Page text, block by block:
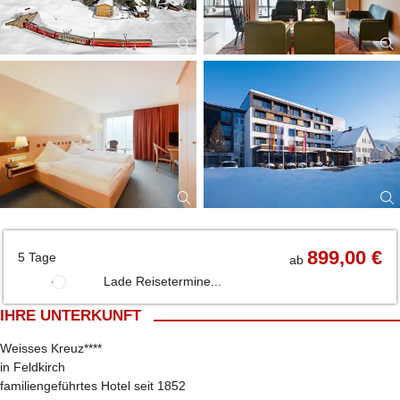
5 Tage ab899,00 €
Lade Reisetermine...
IHRE UNTERKUNFT
Weisses Kreuz****
in Feldkirch
familiengeführtes Hotel seit 1852